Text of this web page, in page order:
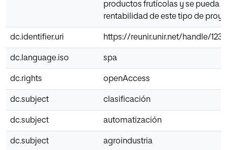
productos frutícolas y se pueda
rentabilidad de este tipo de
dc.identifier.uri https://reunir.unir.net/handle/
dc.language.iso spa
dc.rights openAccess
dc.subject clasificación
dc.subject automatización
dc.subject agroindustria